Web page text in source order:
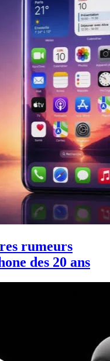
rumeurs
des 20 ans